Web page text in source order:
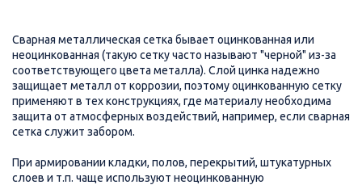
Сварная металлическая сетка бывает оцинкованная или
неоцинкованная (такую сетку часто называют "черной" из-за
соответствующего цвета металла). Слой цинка надежно
защищает металл от коррозии, поэтому оцинкованную сетку
применяют в тех конструкциях, где материалу необходима
защита от атмосферных воздействий, например, если сварная
сетка служит забором.
При армировании кладки, полов, перекрытий, штукатурных
слоев и т.п. чаще используют неоцинкованную